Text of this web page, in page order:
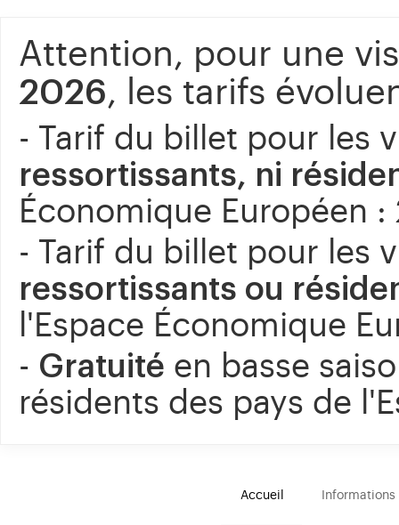
Attention, pour une
2026, les tarifs
- Tarif du billet pour les
ressortissants, ni
Économique Européen :
- Tarif du billet pour les
ressortissants ou
l'Espace Économique
- Gratuité en basse
résidents des pays de
Accueil